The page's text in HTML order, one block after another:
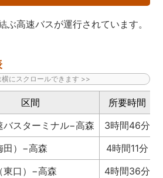
ぶ高速バスが運行されています。
区間 所要時間
バスターミナル−高森
3時間46分
田）−高森
4時間11分
東口）−高森
4時間36分